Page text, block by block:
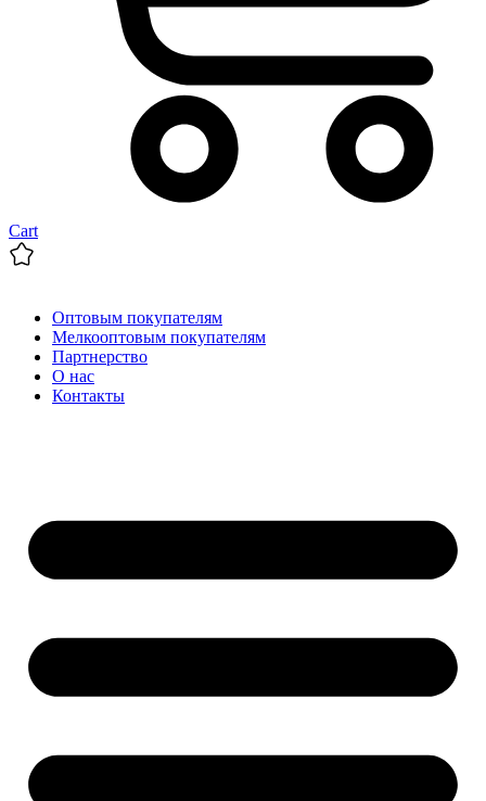
Cart
Оптовым покупателям
Мелкооптовым покупателям
Партнерство
О нас
Контакты